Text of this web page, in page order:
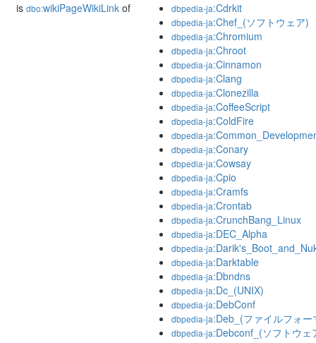
is dbo:wikiPageWikiLink of dbpedia-ja:Cdrkit
dbpedia-ja:Chef_(ソフトウェア)
dbpedia-ja:Chromium
dbpedia-ja:Chroot
dbpedia-ja:Cinnamon
dbpedia-ja:Clang
dbpedia-ja:Clonezilla
dbpedia-ja:CoffeeScript
dbpedia-ja:ColdFire
dbpedia-ja
dbpedia-ja:Conary
dbpedia-ja:Cowsay
dbpedia-ja:Cpio
dbpedia-ja:Cramfs
dbpedia-ja:Crontab
dbpedia-ja:CrunchBang_Linux
dbpedia-ja:DEC_Alpha
dbpedia-ja
dbpedia-ja:Darktable
dbpedia-ja:Dbndns
dbpedia-ja:Dc_(UNIX)
dbpedia-ja:DebConf
dbpedia-ja:Deb_(ファイルフォー
dbpedia-ja:Debconf_(ソフトウェ